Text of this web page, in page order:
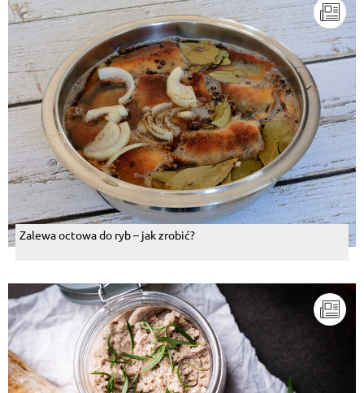
Zalewa octowa do ryb – jak zrobić?